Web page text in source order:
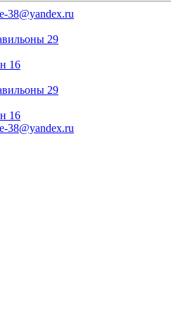
38@yandex.ru
29
16
29
16
38@yandex.ru